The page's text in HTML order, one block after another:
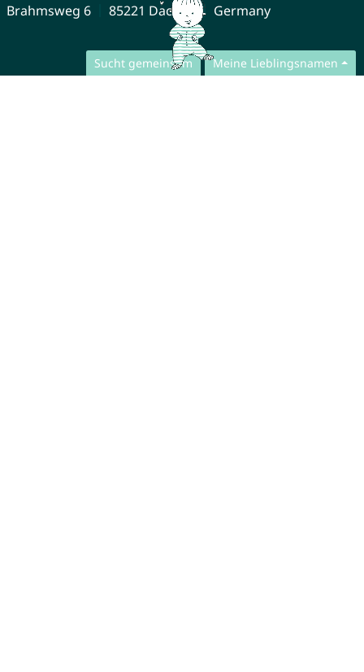
Sucht gemeinsam Meine Lieblingsnamen
Brahmsweg 6
85221 Dachau Germany